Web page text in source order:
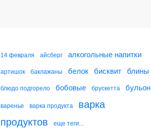
Картофель, запеченный
на соли
14 февраля айсберг алкогольные напитки
артишок баклажаны белок бисквит блины
блюдо подгорело бобовые брускетта бульон
варенье варка продукта
варка
продуктов
еще теги...